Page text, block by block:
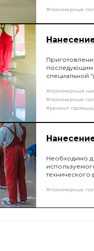
#полимерные
последующим
специальной
уложенной
#полимерный
#полимерные
#ремонт
Необходимо
технического
#полимерные